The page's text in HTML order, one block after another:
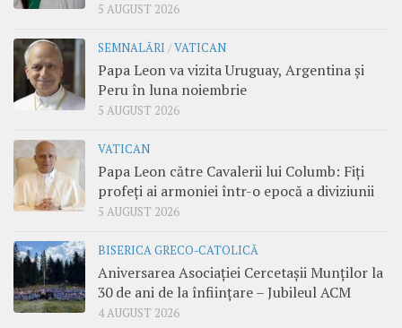
5 AUGUST 2026
SEMNALĂRI /VATICAN
Papa Leon va vizita Uruguay, Argentina și
Peru în luna noiembrie
5 AUGUST 2026
VATICAN
Papa Leon către Cavalerii lui Columb: Fiți
profeți ai armoniei într-o epocă a diviziunii
5 AUGUST 2026
BISERICA GRECO-CATOLICĂ
Aniversarea Asociației Cercetașii Munților la
30 de ani de la înființare – Jubileul ACM
4 AUGUST 2026